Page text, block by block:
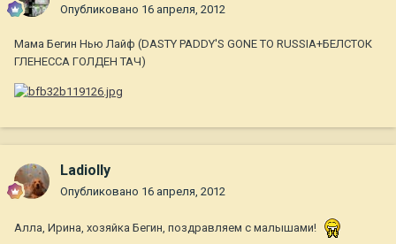
Опубликовано 16 апреля, 2012
Мама Бегин Нью Лайф (DASTY PADDY'S GONE TO RUSSIA+БЕЛСТОК
ГЛЕНЕССА ГОЛДЕН ТАЧ)
Ladiolly
Опубликовано 16 апреля, 2012
Алла, Ирина, хозяйка Бегин, поздравляем с малышами!